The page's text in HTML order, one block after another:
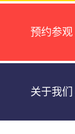
预约参观
关于我们